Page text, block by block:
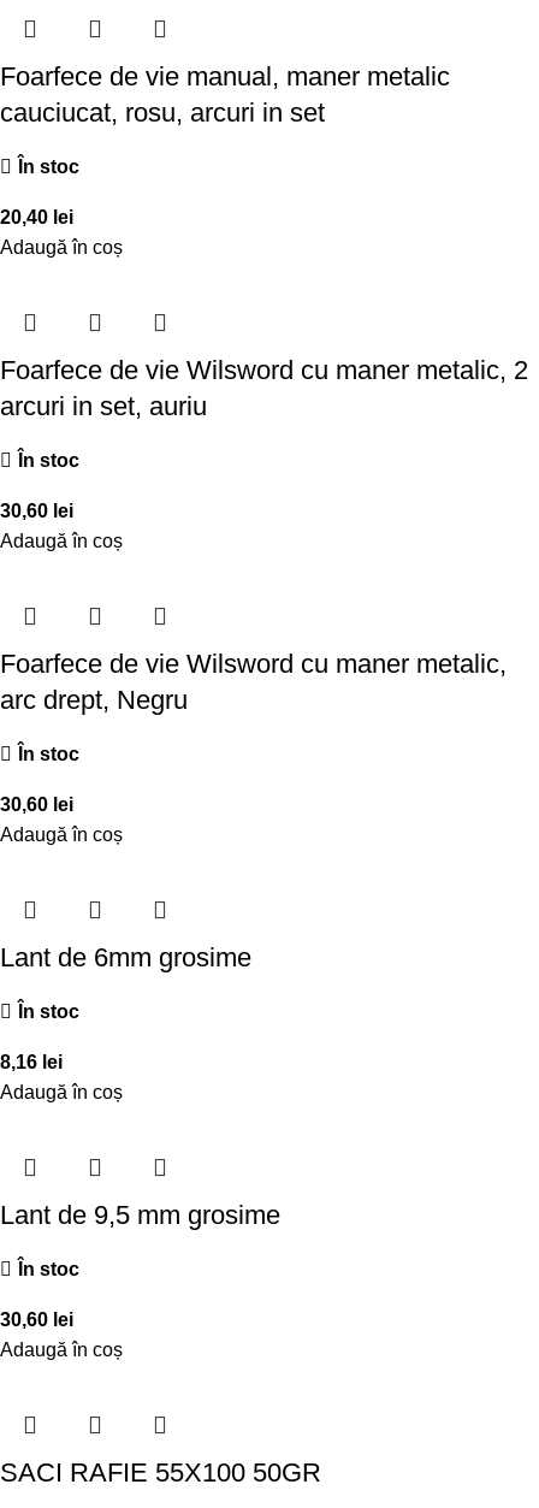
Foarfece de vie manual, maner metalic
cauciucat, rosu, arcuri in set
În stoc
20,40 lei
Adaugă în coș
Foarfece de vie Wilsword cu maner metalic, 2
arcuri in set, auriu
În stoc
30,60 lei
Adaugă în coș
Foarfece de vie Wilsword cu maner metalic,
arc drept, Negru
În stoc
30,60 lei
Adaugă în coș
Lant de 6mm grosime
În stoc
8,16 lei
Adaugă în coș
Lant de 9,5 mm grosime
În stoc
30,60 lei
Adaugă în coș
SACI RAFIE 55X100 50GR